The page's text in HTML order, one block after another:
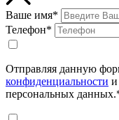
Ваше имя*
Телефон*
Отправляя данную
конфиденциальности и
персональных